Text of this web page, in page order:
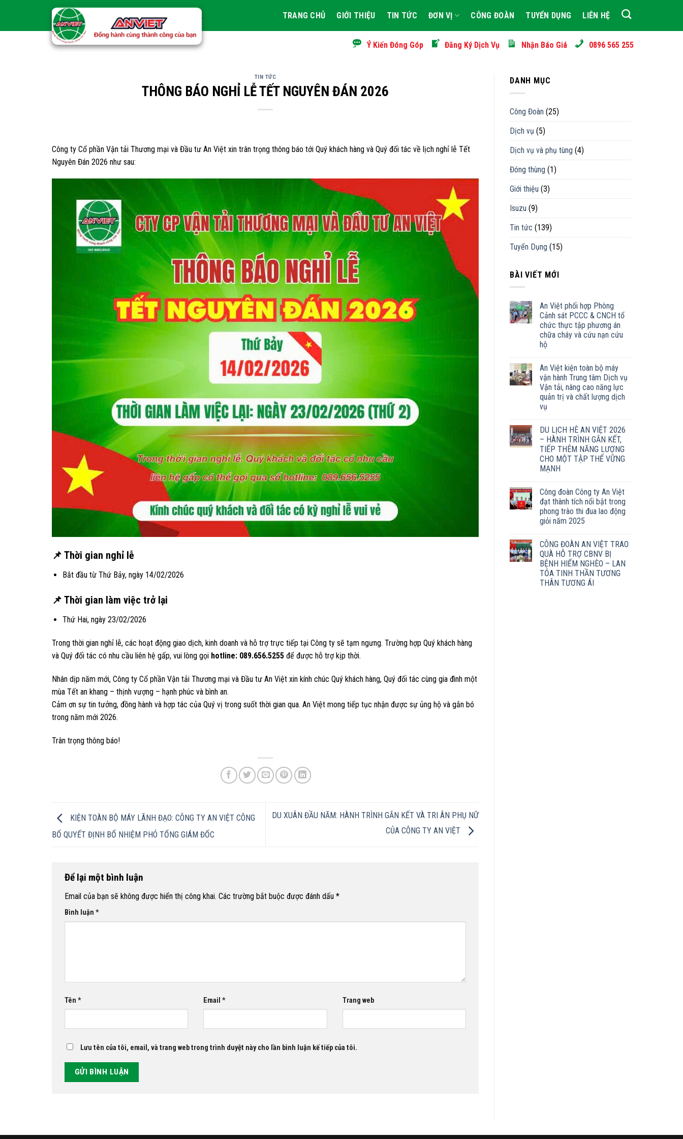
content
TRANG CHỦ GIỚI THIỆU TIN TỨC ĐƠN VỊ CÔNG ĐOÀN TUYỂN DỤNG LIÊN HỆ
Ý Kiến Đóng Góp Đăng Ký Dịch Vụ Nhận Báo Giá 0896 565 255
TIN TỨC
THÔNG BÁO NGHỈ LỄ TẾT NGUYÊN ĐÁN 2026
Công ty Cổ phần Vận tải Thương mại và Đầu tư An Việt xin trân trọng thông báo tới Quý khách hàng và Quý đối tác về lịch nghỉ lễ Tết
Nguyên Đán 2026 như sau:
📌 Thời gian nghỉ lễ
Bắt đầu từ Thứ Bảy, ngày 14/02/2026
📌 Thời gian làm việc trở lại
Thứ Hai, ngày 23/02/2026
Trong thời gian nghỉ lễ, các hoạt động giao dịch, kinh doanh và hỗ trợ trực tiếp tại Công ty sẽ tạm ngưng. Trường hợp Quý khách hàng
và Quý đối tác có nhu cầu liên hệ gấp, vui lòng gọi hotline: 089.656.5255 để được hỗ trợ kịp thời.
Nhân dịp năm mới, Công ty Cổ phần Vận tải Thương mại và Đầu tư An Việt xin kính chúc Quý khách hàng, Quý đối tác cùng gia đình một
mùa Tết an khang – thịnh vượng – hạnh phúc và bình an.
Cảm ơn sự tin tưởng, đồng hành và hợp tác của Quý vị trong suốt thời gian qua. An Việt mong tiếp tục nhận được sự ủng hộ và gắn bó
trong năm mới 2026.
Trân trọng thông báo!
KIỆN TOÀN BỘ MÁY LÃNH ĐẠO: CÔNG TY AN VIỆT CÔNG
BỐ QUYẾT ĐỊNH BỔ NHIỆM PHÓ TỔNG GIÁM ĐỐC
DU XUÂN ĐẦU NĂM: HÀNH TRÌNH GẮN KẾT VÀ TRI ÂN PHỤ NỮ
CỦA CÔNG TY AN VIỆT
Để lại một bình luận
Email của bạn sẽ không được hiển thị công khai. Các trường bắt buộc được đánh dấu *
Bình luận *
Tên * Email* Trang web
Lưu tên của tôi, email, và trang web trong trình duyệt này cho lần bình luận kế tiếp của tôi.
DANH MỤC
Công Đoàn (25)
Dịch vụ (5)
Dịch vụ và phụ tùng (4)
Đóng thùng (1)
Giới thiệu (3)
Isuzu (9)
Tin tức (139)
Tuyển Dụng (15)
BÀI VIẾT MỚI
An Việt phối hợp Phòng
Cảnh sát PCCC & CNCH tổ
chức thực tập phương án
chữa cháy và cứu nạn cứu
hộ
An Việt kiện toàn bộ máy
vận hành Trung tâm Dịch vụ
Vận tải, nâng cao năng lực
quản trị và chất lượng dịch
vụ
DU LỊCH HÈ AN VIỆT 2026
– HÀNH TRÌNH GẮN KẾT,
TIẾP THÊM NĂNG LƯỢNG
CHO MỘT TẬP THỂ VỮNG
MẠNH
Công đoàn Công ty An Việt
đạt thành tích nổi bật trong
phong trào thi đua lao động
giỏi năm 2025
CÔNG ĐOÀN AN VIỆT TRAO
QUÀ HỖ TRỢ CBNV BỊ
BỆNH HIỂM NGHÈO – LAN
TỎA TINH THẦN TƯƠNG
THÂN TƯƠNG ÁI